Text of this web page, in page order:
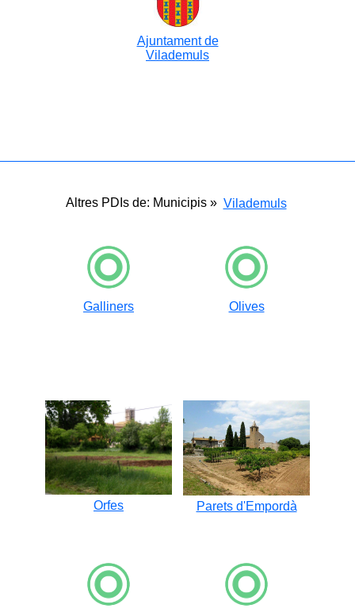
Ajuntament de
Vilademuls
Altres PDIs de: Municipis » Vilademuls
Galliners Olives
Orfes Parets d'Empordà